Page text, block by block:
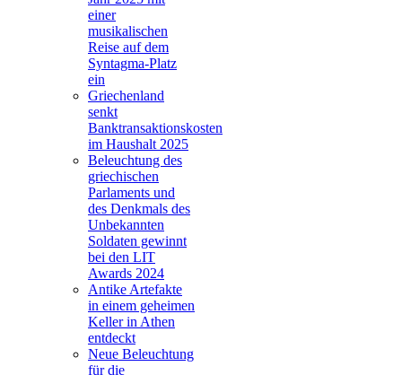
einer
musikalischen
Reise auf dem
Syntagma-Platz
ein
Griechenland
senkt
Banktransaktionskosten
im Haushalt 2025
Beleuchtung des
griechischen
Parlaments und
des Denkmals des
Unbekannten
Soldaten gewinnt
bei den LIT
Awards 2024
Antike Artefakte
in einem geheimen
Keller in Athen
entdeckt
Neue Beleuchtung
für die